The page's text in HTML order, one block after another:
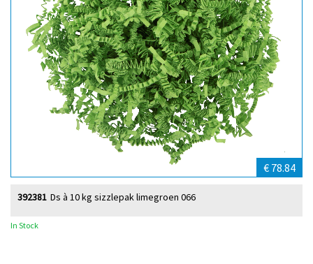
€ 78.84
Ds à 10 kg sizzlepak limegroen 066
392381
In Stock